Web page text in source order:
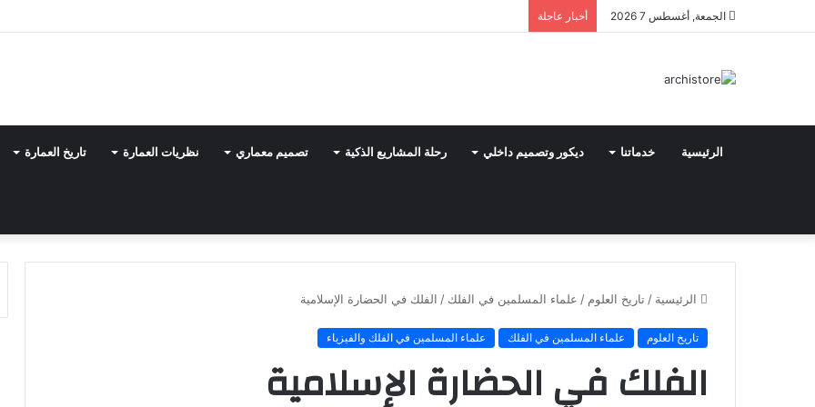
الجمعة, أغسطس 7 2026 أخبار عاجلة
الرئيسية خدماتنا ديكور وتصميم داخلي رحلة المشاريع الذكية تصميم معماري نظريات العمارة تاريخ العمارة
الرئيسية / تاريخ العلوم / علماء المسلمين في الفلك / الفلك في الحضارة الإسلامية
تاريخ العلوم علماء المسلمين في الفلك علماء المسلمين في الفلك والفيزياء
الفلك في الحضارة الإسلامية